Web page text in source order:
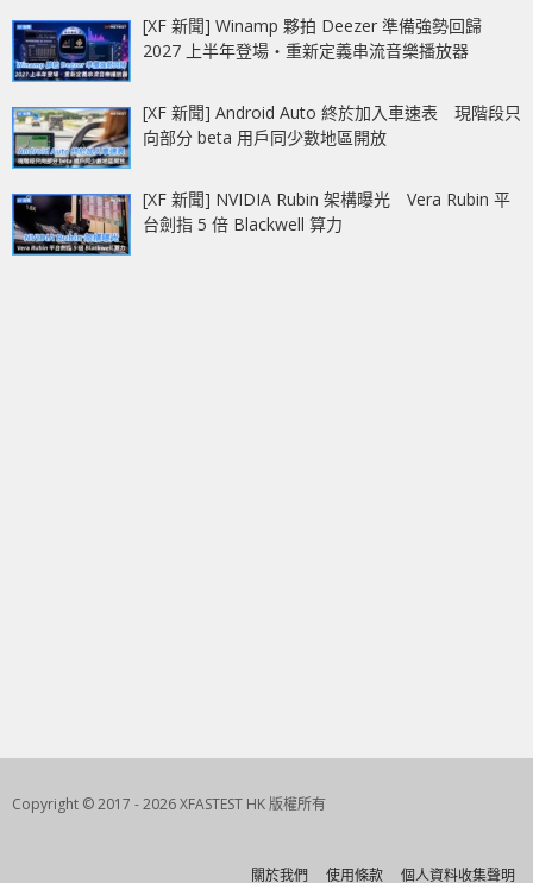
[XF 新聞] Winamp 夥拍 Deezer 準備強勢回歸
2027 上半年登場‧重新定義串流音樂播放器
[XF 新聞] Android Auto 終於加入車速表 現階段只
向部分 beta 用戶同少數地區開放
[XF 新聞] NVIDIA Rubin 架構曝光 Vera Rubin 平
台劍指 5 倍 Blackwell 算力
Copyright © 2017 - 2026 XFASTEST HK 版權所有
關於我們 使用條款 個人資料收集聲明